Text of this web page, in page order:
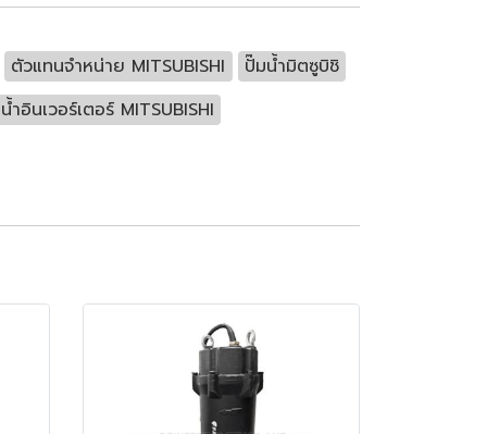
ตัวแทนจำหน่าย MITSUBISHI
ปั๊มน้ำมิตซูบิชิ
ำอินเวอร์เตอร์ MITSUBISHI